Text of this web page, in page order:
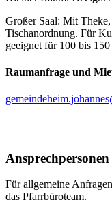
Großer Saal: Mit
Tischanordnung. Für
geeignet für 100 bis 150
Raumanfrage und
Ansprechpersonen
Für allgemeine
das Pfarrbüroteam.